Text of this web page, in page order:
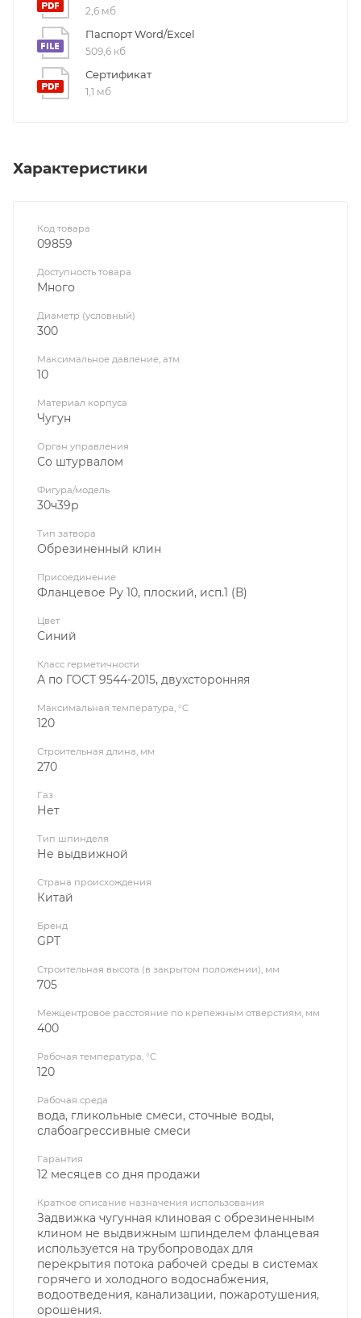
2,6 мб
Паспорт Word/Excel
509,6 кб
Сертификат
1,1 мб
Характеристики
Код товара
09859
Доступность товара
Много
Диаметр (условный)
300
Максимальное давление, атм.
10
Материал корпуса
Чугун
Орган управления
Со штурвалом
Фигура/модель
30ч39р
Тип затвора
Обрезиненный клин
Присоединение
Фланцевое Ру 10, плоский, исп.1 (В)
Цвет
Синий
Класс герметичности
А по ГОСТ 9544-2015, двухсторонняя
Максимальная температура, °C
120
Строительная длина, мм
270
Газ
Нет
Тип шпинделя
Не выдвижной
Страна происхождения
Китай
Бренд
GPT
Строительная высота (в закрытом положении), мм
705
Межцентровое расстояние по крепежным отверстиям, мм
400
Рабочая температура, °C
120
Рабочая среда
вода, гликольные смеси, сточные воды,
слабоагрессивные смеси
Гарантия
12 месяцев со дня продажи
Краткое описание назначения использования
Задвижка чугунная клиновая с обрезиненным
клином не выдвижным шпинделем фланцевая
используется на трубопроводах для
перекрытия потока рабочей среды в системах
горячего и холодного водоснабжения,
водоотведения, канализации, пожаротушения,
орошения.